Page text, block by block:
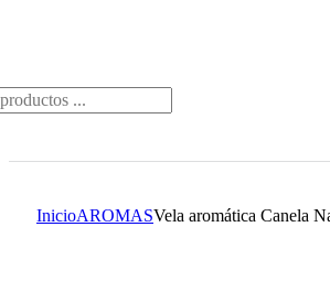
InicioAROMASVela aromática Canela